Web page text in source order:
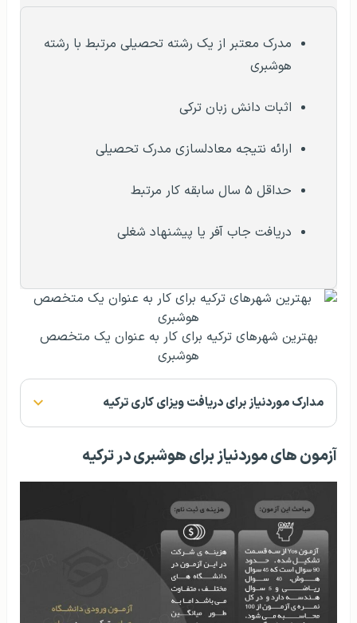
مدرک معتبر از یک رشته تحصیلی مرتبط با رشته
هوشبری
اثبات دانش زبان ترکی
ارائه نتیجه معادلسازی مدرک تحصیلی
حداقل ۵ سال سابقه کار مرتبط
دریافت جاب آفر یا پیشنهاد شغلی
بهترین شهرهای ترکیه برای کار به عنوان یک متخصص
هوشبری
مدارک موردنیاز برای دریافت ویزای کاری ترکیه
آزمون های موردنیاز برای هوشبری در ترکیه